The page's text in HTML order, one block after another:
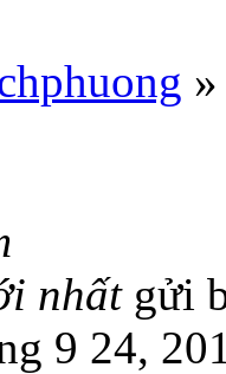
nhất gửi
9 24,